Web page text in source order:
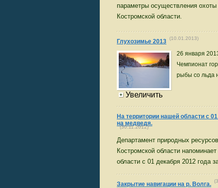
параметры осуществления охоты
Костромской области.
Глухозимье 2013 (10.01.2013)
Увеличить
26 января
Чемпионат
рыбы со льда
На территории нашей области с
на медведя.
(30.11.2012)
Департамент природных
Костромской области
области с 01 декабря 2012 года
Закрытие навигации на р. Волга.